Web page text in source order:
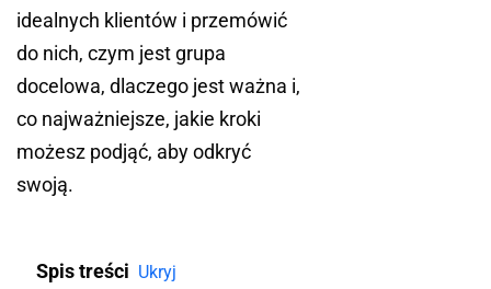
idealnych klientów i przemówić
do nich, czym jest grupa
docelowa, dlaczego jest ważna i,
co najważniejsze, jakie kroki
możesz podjąć, aby odkryć
swoją.
Spis treści Ukryj